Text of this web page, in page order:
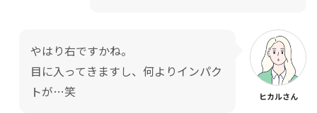
やはり右ですかね。
目に入ってきますし、何よりインパク
トが…笑
ヒカルさん